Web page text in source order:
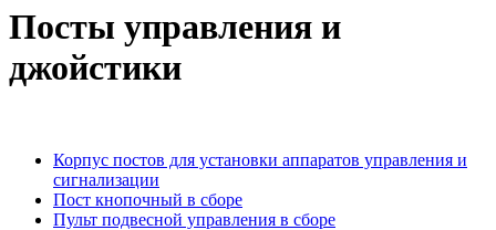
Посты управления и
джойстики
Корпус постов для установки аппаратов управления и
сигнализации
Пост кнопочный в сборе
Пульт подвесной управления в сборе